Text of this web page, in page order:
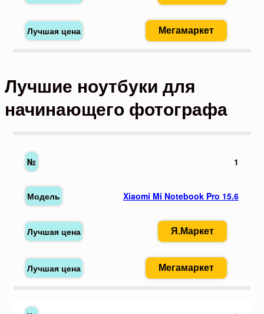
Мегамаркет
Лучшие ноутбуки для
начинающего фотографа
1
Xiaomi Mi Notebook Pro 15.6
Я.Маркет
Мегамаркет